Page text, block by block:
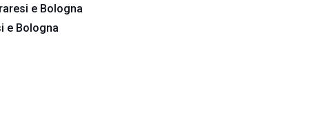
e Bologna
e Bologna